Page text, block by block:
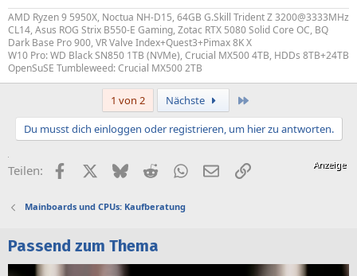
AMD Ryzen 9 5950X, Noctua NH-D15, 64GB G.Skill Trident Z 3200@3333MHz
CL14, Asus ROG Strix B550-E Gaming, Zotac RTX 5080 Solid Core OC, BQ
Dark Base Pro 900, VR Valve Index+Quest3+Pimax 8K X
W10 Pro: WD Black SN850 1TB (NVMe), Crucial MX500 4TB, HDDs 8TB+24TB
OpenSuSE Tumbleweed: Crucial MX500 2TB
1 von 2 Nächste
Du musst dich einloggen oder registrieren, um hier zu antworten.
Teilen: FacebookX (Twitter)
BlueskyRedditWhatsApp
E-MailLink
Mainboards und CPUs: Kaufberatung
Passend zum Thema